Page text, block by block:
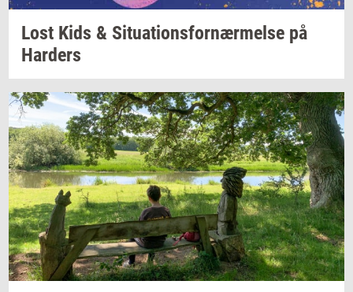
Lost Kids & Si­tu­a­tions­for­nær­mel­se på
Har­ders